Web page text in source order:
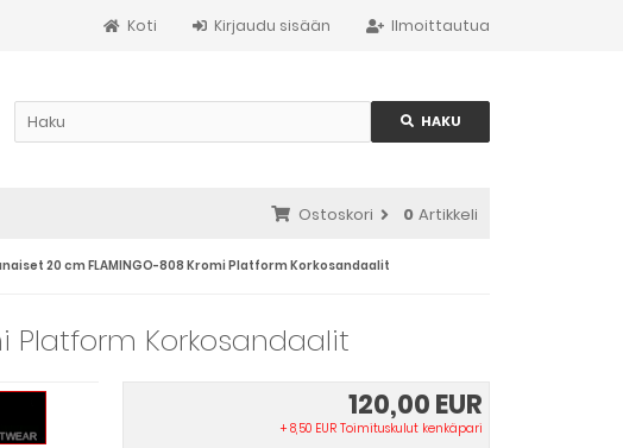
Ilmoittautua
Kirjaudu sisään
Koti
HAKU
Ostoskori 0 Artikkeli
20 cm FLAMINGO-808 Kromi Platform Korkosandaalit
Platform Korkosandaalit
120,00 EUR
+ 8,50 EUR Toimituskulut kenkäpari